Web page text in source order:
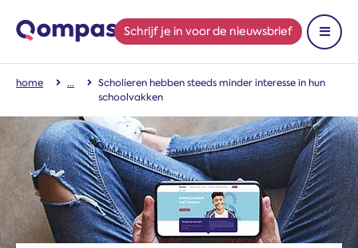
Schrijf je in voor de nieuwsbrief
Toon
home
Scholieren hebben steeds minder interesse in hun
schoolvakken